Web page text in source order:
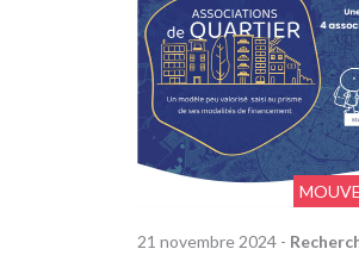
21 novembre 2024 -